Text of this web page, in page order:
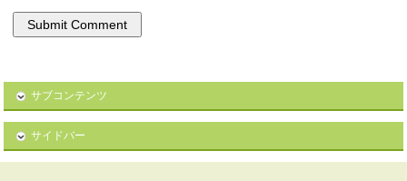
サブコンテンツ
サイドバー